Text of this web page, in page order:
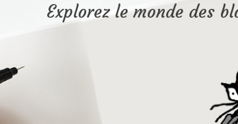
Explorez le monde des